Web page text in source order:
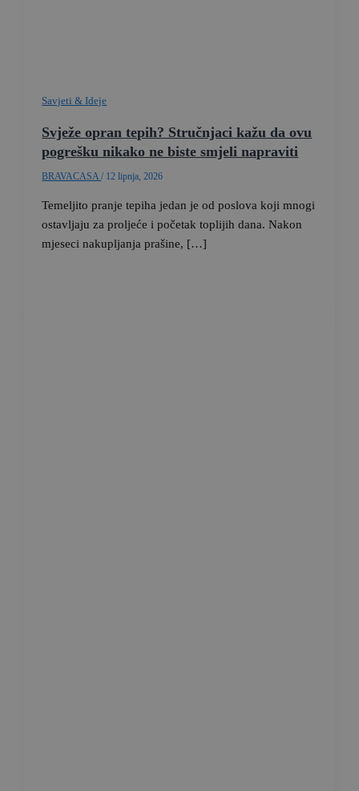
Savjeti & Ideje
Svježe opran tepih? Stručnjaci kažu da ovu
pogrešku nikako ne biste smjeli napraviti
BRAVACASA/ 12 lipnja, 2026
Temeljito pranje tepiha jedan je od poslova koji mnogi
ostavljaju za proljeće i početak toplijih dana. Nakon
mjeseci nakupljanja prašine, […]